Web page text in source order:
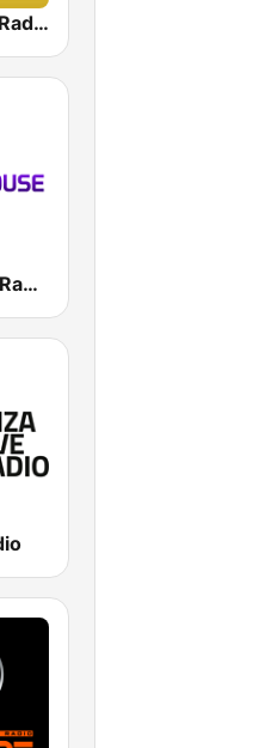
Your Trance Radio
Deep House Radio